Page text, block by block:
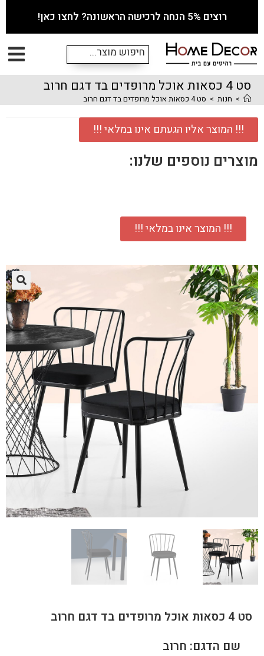
רוצים 5% הנחה לרכישה הראשונה? לחצו כאן!
סט 4 כסאות אוכל מרופדים בד דגם חרוב
> חנות > סט 4 כסאות אוכל מרופדים בד דגם חרוב
!!! המוצר אליו הגעתם אינו במלאי !!!
מוצרים נוספים שלנו:
!!! המוצר אינו במלאי !!!
סט 4 כסאות אוכל מרופדים בד דגם חרוב
שם הדגם: חרוב